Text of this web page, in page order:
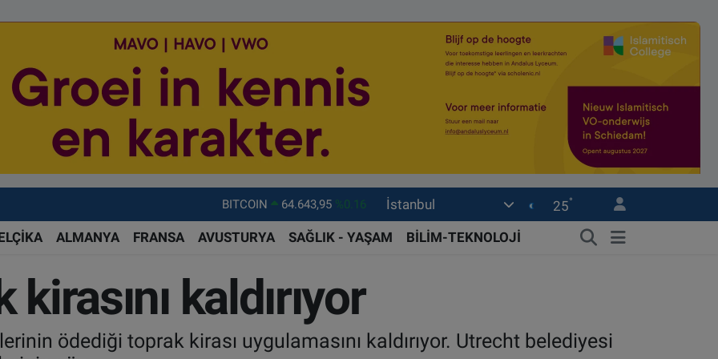
BITCOIN 64.643,95 %0.16
DOLAR
47,6006 %0.06
EURO
55,0250 %0.02
GRAM ALTIN
6513.94 %0.32
13.799
İstanbul 25°
ALMANYA FRANSA AVUSTURYA SAĞLIK - YAŞAM BİLİM-TEKNOLOJİ
kaldırıyor
ödediği toprak kirası uygulamasını kaldırıyor. Utrecht belediyesi